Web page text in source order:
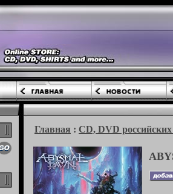
Главная : CD, DVD